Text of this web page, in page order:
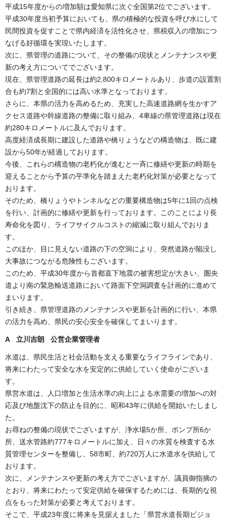
平成15年度からの増加額は愛知県に次ぐ全国第2位でございます。
平成30年度当初予算においても、県の積極的な投資を呼び水にして
民間投資を促すことで県内経済を活性化させ、県税収入の増加につ
なげる好循環を実現いたします。
次に、県管理の道路について、その整備の現状とメンテナンスや更
新の考え方についてでございます。
現在、県管理道路の延長は約2,800キロメートルあり、歩道の設置割
合も約7割と全国的には高い水準となっております。
さらに、本県の活力を高めるため、充実した高速道路網を生かすア
クセス道路や幹線道路の整備に取り組み、4車線の県管理道路は現在
約280キロメートルに及んでおります。
高度経済成長期に建設した道路や橋りょうなどの構造物は、既に建
設から50年が経過しております。
今後、これらの構造物の老朽化が進むと一斉に修繕や更新の時期を
迎えることから予算の平準化を踏まえた老朽化対策が必要となって
おります。
そのため、橋りょうやトンネルなどの重要構造物は5年に1回の点検
を行い、計画的に修繕や更新を行っております。このことにより長
寿命化を図り、ライフサイクルコストの縮減に取り組んでおりま
す。
このほか、目に見えない道路の下の空洞により、突然道路が陥没し
大事故につながる危険性もございます。
このため、平成30年度から首都直下地震の被害想定が大きい、圏央
道より南の緊急輸送道路において路面下空洞調査を計画的に進めて
まいります。
引き続き、県管理道路のメンテナンスや更新を計画的に行い、本県
の活力を高め、県民の安心安全を確保してまいります。
A 立川吉朗 公営企業管理者
水道は、県民生活と社会活動を支える重要なライフラインであり、
将来にわたって安全な水を安定的に供給していく使命がございま
す。
県営水道は、人口増加と生活水準の向上による水需要の増加への対
応及び地盤沈下の防止を目的に、昭和43年に供給を開始いたしまし
た。
お尋ねの整備の現状でございますが、浄水場5か所、ポンプ所6か
所、送水管路約777キロメートルに加え、日々の水質を検査する水
質管理センターを整備し、58市町、約720万人に水道水を供給して
おります。
次に、メンテナンスや更新の考え方でございますが、議員御指摘の
とおり、将来にわたって安定供給を確保するためには、長期的な視
点をもった対策が必要と考えております。
そこで、平成23年度に将来を見据えました「県営水道長期ビジョ